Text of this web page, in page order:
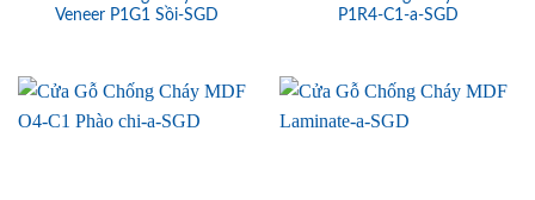
Veneer P1G1 Sồi-SGD
P1R4-C1-a-SGD